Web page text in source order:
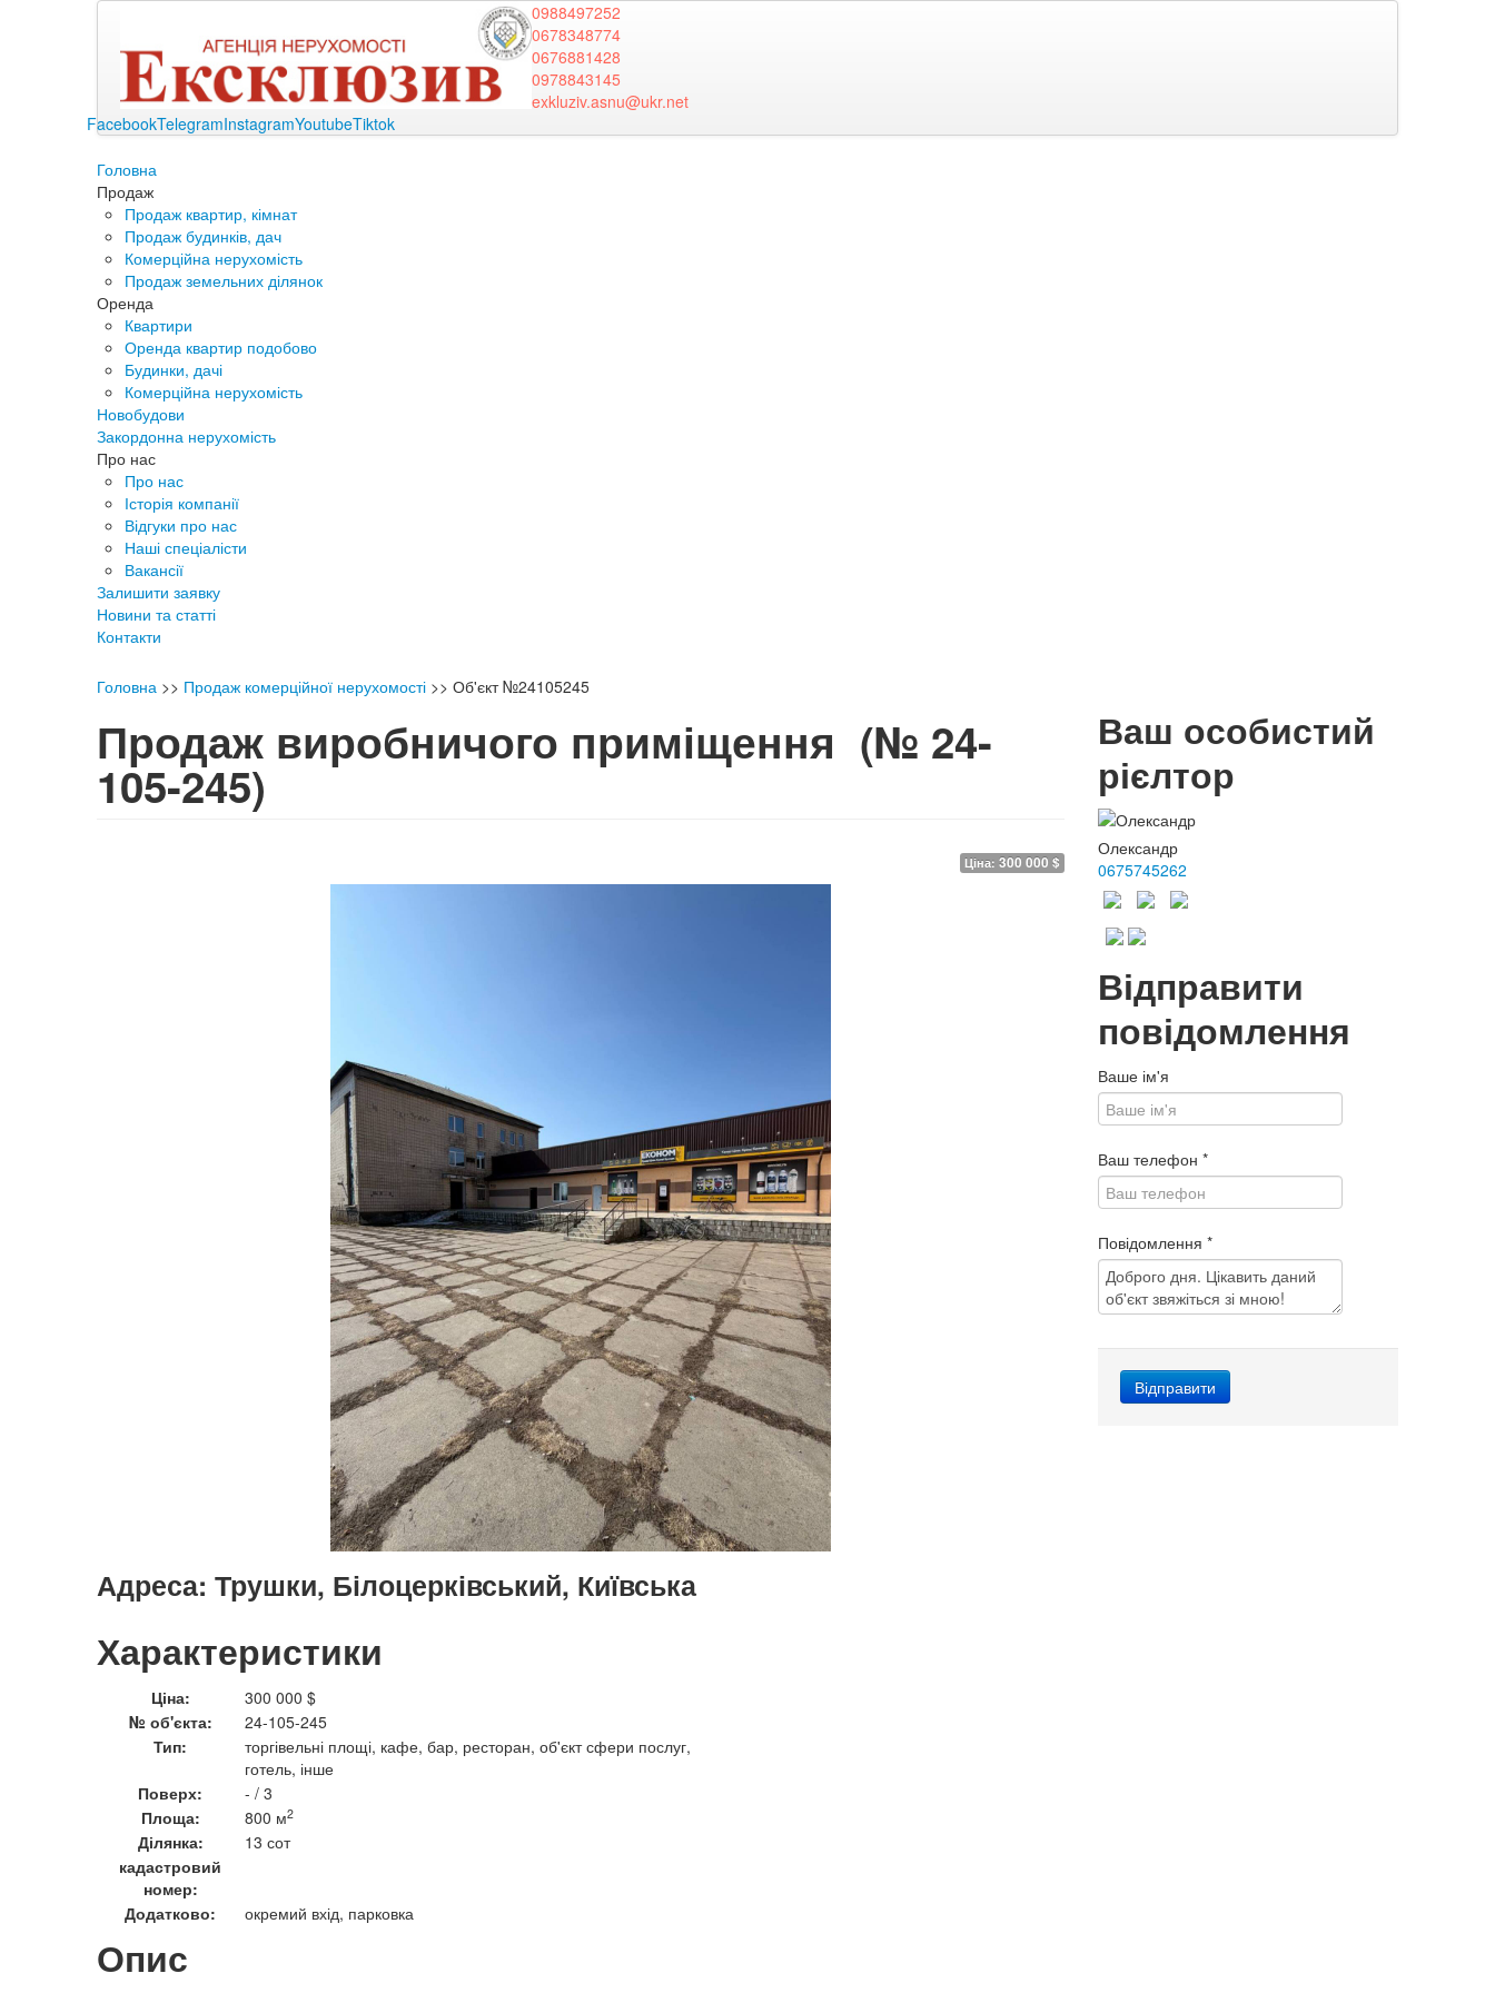
0988497252
0678348774
0676881428
0978843145
exkluziv.asnu@ukr.net
FacebookTelegramInstagramYoutubeTiktok
Головна
Продаж
Продаж квартир, кімнат
Продаж будинків, дач
Комерційна нерухомість
Продаж земельних ділянок
Оренда
Квартири
Оренда квартир подобово
Будинки, дачі
Комерційна нерухомість
Новобудови
Закордонна нерухомість
Про нас
Про нас
Історія компанії
Відгуки про нас
Наші спеціалісти
Вакансії
Залишити заявку
Новини та статті
Контакти
Головна >> Продаж комерційної нерухомості >> Об'єкт №24105245
Продаж виробничого приміщення (№ 24-
105-245)
Ціна: 300 000 $
Адреса: Трушки, Білоцерківський, Київська
Характеристики
Ціна:
300 000 $
№ об'єкта:
24-105-245
Тип:
торгівельні площі, кафе, бар, ресторан, об'єкт сфери послуг,
готель, інше
Поверх:
- / 3
Площа:
800 м2
Ділянка:
13 сот
кадастровий
номер:
Додатково:
окремий вхід, парковка
Опис
Ваш особистий
рієлтор
Олександр
0675745262
Відправити
повідомлення
Ваше ім'я
Ваш телефон *
Повідомлення *